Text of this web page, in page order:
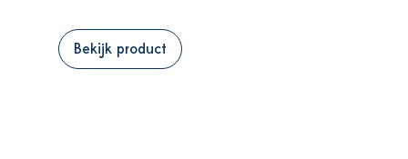
Bekijk product